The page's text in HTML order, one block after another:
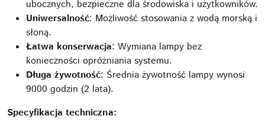
ubocznych, bezpieczne dla środowiska i użytkowników.
Uniwersalność: Możliwość stosowania z wodą morską i
słoną.
Łatwa konserwacja: Wymiana lampy bez
konieczności opróżniania systemu.
Długa żywotność: Średnia żywotność lampy wynosi
9000 godzin (2 lata).
Specyfikacja techniczna: